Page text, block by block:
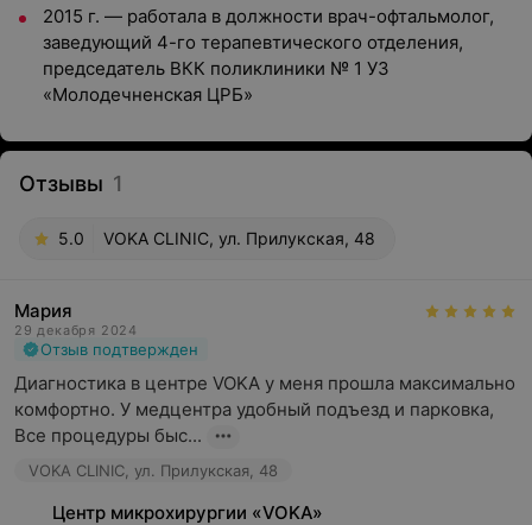
2015 г. — работала в должности врач-офтальмолог,
заведующий 4-го терапевтического отделения,
председатель ВКК поликлиники № 1 УЗ
«Молодечненская ЦРБ»
Отзывы 1
5.0 VOKA CLINIC, ул. Прилукская, 48
Мария
29 декабря 2024
Отзыв подтвержден
Диагностика в центре VOKA у меня прошла максимально
комфортно. У медцентра удобный подъезд и парковка,
Все процедуры быс...
VOKA CLINIC, ул. Прилукская, 48
Центр микрохирургии «VOKA»